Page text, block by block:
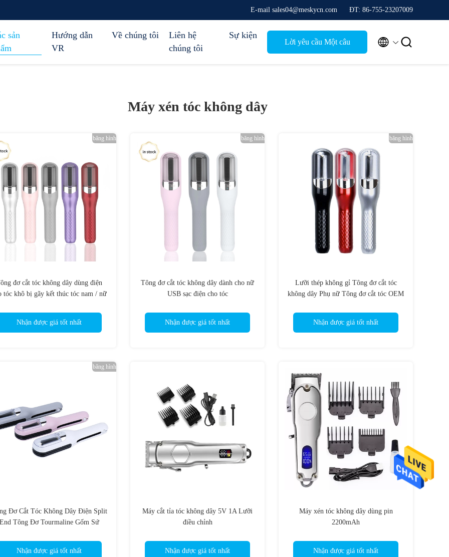
E-mail sales04@meskycn.com ĐT: 86-755-23207009
sản
Hướng dẫn
VR
Về chúng tôi
Liên hệ
chúng tôi
Sự kiện
Lời yêu cầu Một câu  
Máy xén tóc không dây
băng hình
đơ cắt tóc không dây dùng điện
tóc khô bị gãy kết thúc tóc nam / nữ
Nhận được giá tốt nhất
băng hình
Tông đơ cắt tóc không dây dành cho nữ
USB sạc điện cho tóc
Nhận được giá tốt nhất
băng hình
Lưỡi thép không gỉ Tông đơ cắt tóc
không dây Phụ nữ Tông đơ cắt tóc OEM
Nhận được giá tốt nhất
băng hình
Đơ Cắt Tóc Không Dây Điện Split
Tông Đơ Tourmaline Gốm Sứ
Nhận được giá tốt nhất
Máy cắt tỉa tóc không dây 5V 1A Lưỡi
điều chỉnh
Nhận được giá tốt nhất
Máy xén tóc không dây dùng pin
2200mAh
Nhận được giá tốt nhất